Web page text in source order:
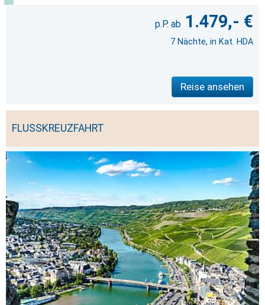
1.479,- €
7 Nächte, in Kat. HDA
Reise ansehen
FLUSSKREUZFAHRT